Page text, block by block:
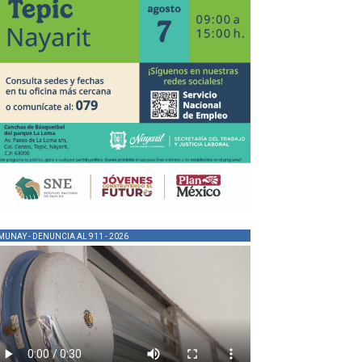
- DENUNCIA AL 911 - 2026